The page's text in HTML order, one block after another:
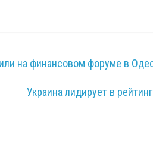
на финансовом форуме в
Украина лидирует в